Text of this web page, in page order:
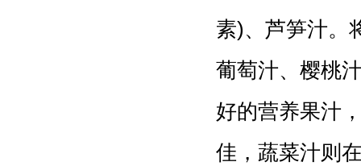
素)、芦笋汁。
葡萄汁、樱桃
好的营养果汁
佳，蔬菜汁则